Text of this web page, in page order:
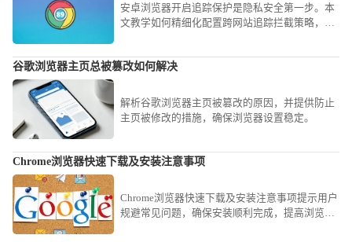
安卓浏览器开启追踪保护是隐私安全第一步。本
文教学如何精细化配置跨网站追踪拦截策略，防
谷歌浏览器主页总被篡改如何解决
解析谷歌浏览器主页被篡改的原因，并提供防止
主页被修改的措施，确保浏览器设置稳定。
Chrome浏览器快速下载及安装注意事项
Chrome浏览器快速下载及安装注意事项提示用户
规避常见问题，确保安装顺利完成，提高浏览器